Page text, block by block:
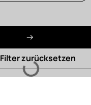
Lädt
Filter zurücksetzen